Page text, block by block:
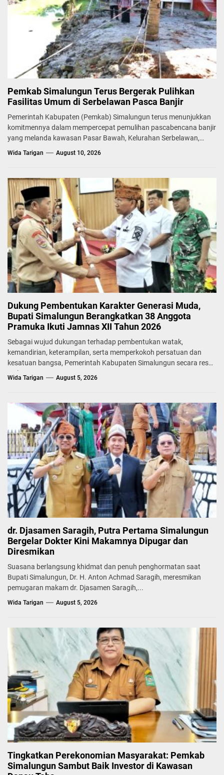
Pemkab Simalungun Terus Bergerak Pulihkan
Fasilitas Umum di Serbelawan Pasca Banjir
Pemerintah Kabupaten (Pemkab) Simalungun terus menunjukkan
komitmennya dalam mempercepat pemulihan pascabencana banjir
yang melanda kawasan Pasar Bawah, Kelurahan Serbelawan,
Kecamatan...
Wida Tarigan August 10, 2026
Dukung Pembentukan Karakter Generasi Muda,
Bupati Simalungun Berangkatkan 38 Anggota
Pramuka Ikuti Jamnas XII Tahun 2026
Sebagai wujud dukungan terhadap pembentukan watak,
kemandirian, keterampilan, serta memperkokoh persatuan dan
kesatuan bangsa, Pemerintah Kabupaten Simalungun secara resmi
melepas...
Wida Tarigan August 5, 2026
dr. Djasamen Saragih, Putra Pertama Simalungun
Bergelar Dokter Kini Makamnya Dipugar dan
Diresmikan
Suasana berlangsung khidmat dan penuh penghormatan saat
Bupati Simalungun, Dr. H. Anton Achmad Saragih, meresmikan
pemugaran makam dr. Djasamen Saragih,...
Wida Tarigan August 5, 2026
Tingkatkan Perekonomian Masyarakat: Pemkab
Simalungun Sambut Baik Investor di Kawasan